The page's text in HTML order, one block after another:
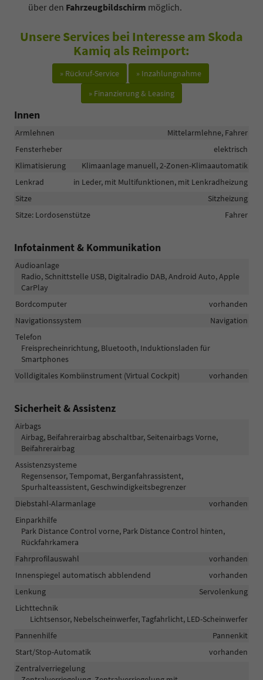
über den Fahrzeugbildschirm möglich.
Unsere Services bei Interesse am Skoda
Kamiq als Reimport:
» Rückruf-Service
» Inzahlungnahme
» Finanzierung & Leasing
Innen
Armlehnen
Mittelarmlehne, Fahrer
Fensterheber
elektrisch
Klimatisierung
Klimaanlage manuell, 2-Zonen-Klimaautomatik
Lenkrad
in Leder, mit Multifunktionen, mit Lenkradheizung
Sitze
Sitzheizung
Sitze: Lordosenstütze
Fahrer
Infotainment & Kommunikation
Audioanlage
Radio, Schnittstelle USB, Digitalradio DAB, Android Auto, Apple
CarPlay
Bordcomputer
vorhanden
Navigationssystem
Navigation
Telefon
Freisprecheinrichtung, Bluetooth, Induktionsladen für
Smartphones
Volldigitales Kombiinstrument (Virtual Cockpit)
vorhanden
Sicherheit & Assistenz
Airbags
Airbag, Beifahrerairbag abschaltbar, Seitenairbags Vorne,
Beifahrerairbag
Assistenzsysteme
Regensensor, Tempomat, Berganfahrassistent,
Spurhalteassistent, Geschwindigkeitsbegrenzer
Diebstahl-Alarmanlage
vorhanden
Einparkhilfe
Park Distance Control vorne, Park Distance Control hinten,
Rückfahrkamera
Fahrprofilauswahl
vorhanden
Innenspiegel automatisch abblendend
vorhanden
Lenkung
Servolenkung
Lichttechnik
Lichtsensor, Nebelscheinwerfer, Tagfahrlicht, LED-Scheinwerfer
Pannenhilfe
Pannenkit
Start/Stop-Automatik
vorhanden
Zentralverriegelung